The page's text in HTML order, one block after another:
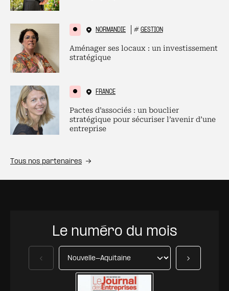
NORMANDIE # GESTION
Aménager ses locaux : un investissement
stratégique
FRANCE
Pactes d’associés : un bouclier
stratégique pour sécuriser l’avenir d’une
entreprise
Tous nos partenaires
Le numéro du mois
Précédent Suivant